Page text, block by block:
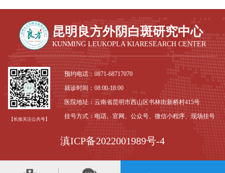
昆明良方外阴白斑研究中心
KUNMING LEUKOPLA KIARESEARCH CENTER
【长按关注公共号】
预约电话：0871-68717070
就诊时间：08:00-18:00
医院地址：云南省昆明市西山区书林街新桥村415号
挂号方式：电话、官网、公众号、微信小程序、现场挂号
滇ICP备2022001989号-4